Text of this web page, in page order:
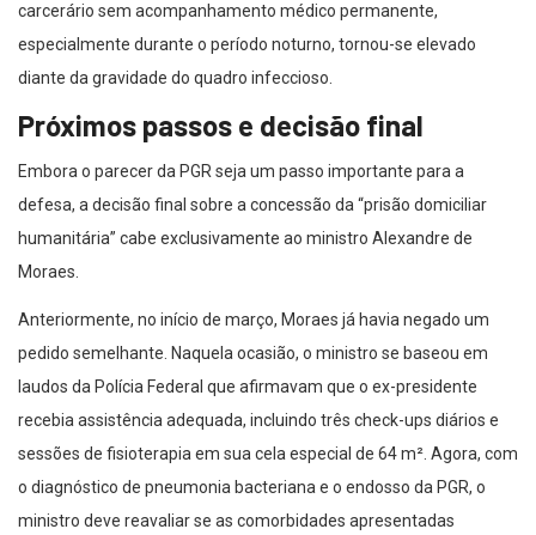
carcerário sem acompanhamento médico permanente,
especialmente durante o período noturno, tornou-se elevado
diante da gravidade do quadro infeccioso.
Próximos passos e decisão final
Embora o parecer da PGR seja um passo importante para a
defesa, a decisão final sobre a concessão da “prisão domiciliar
humanitária” cabe exclusivamente ao ministro Alexandre de
Moraes.
Anteriormente, no início de março, Moraes já havia negado um
pedido semelhante. Naquela ocasião, o ministro se baseou em
laudos da Polícia Federal que afirmavam que o ex-presidente
recebia assistência adequada, incluindo três check-ups diários e
sessões de fisioterapia em sua cela especial de 64 m². Agora, com
o diagnóstico de pneumonia bacteriana e o endosso da PGR, o
ministro deve reavaliar se as comorbidades apresentadas